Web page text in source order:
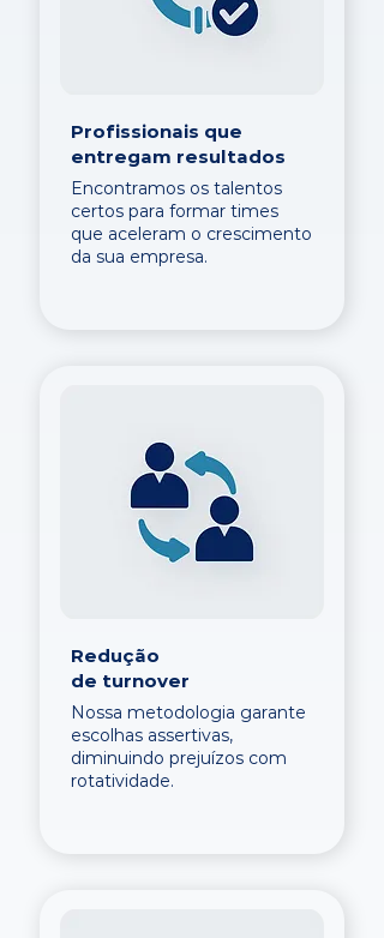
Profissionais que
entregam resultados
Encontramos os talentos
certos para formar times
que aceleram o crescimento
da sua empresa.
Redução
de turnover
Nossa metodologia garante
escolhas assertivas,
diminuindo prejuízos com
rotatividade.